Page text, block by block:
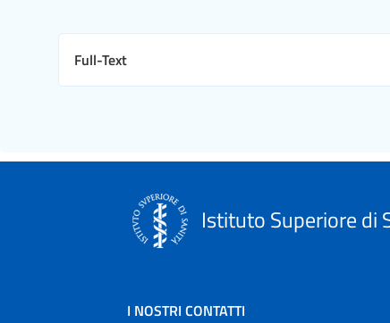
Full-Text
Istituto Superiore di
I NOSTRI CONTATTI